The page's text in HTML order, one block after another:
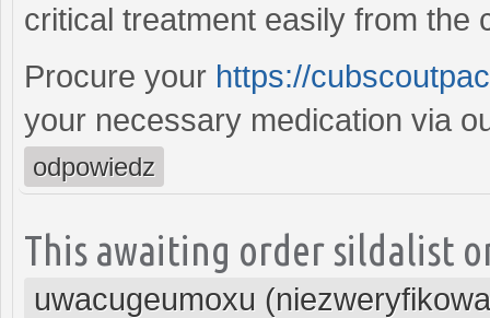
critical treatment easily from the
Procure your https://
your necessary medication via
odpowiedz
This awaiting order sildalist
uwacugeumoxu